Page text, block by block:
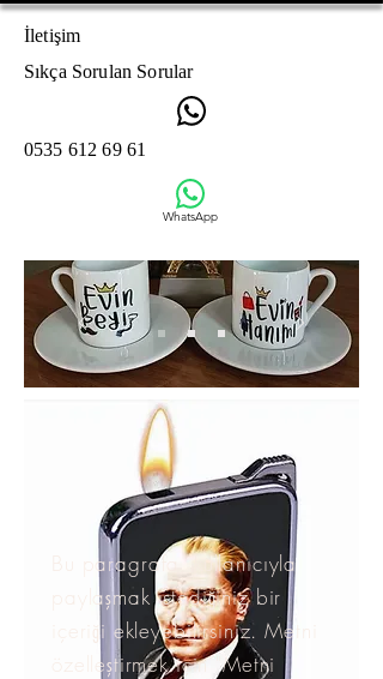
WhatsApp
İletişim
Sıkça Sorulan Sorular
0535 612 69 61
Bu paragrafa, kullanıcıyla
paylaşmak istediğiniz bir
içeriği ekleyebilirsiniz. Metni
özelleştirmek için "Metni